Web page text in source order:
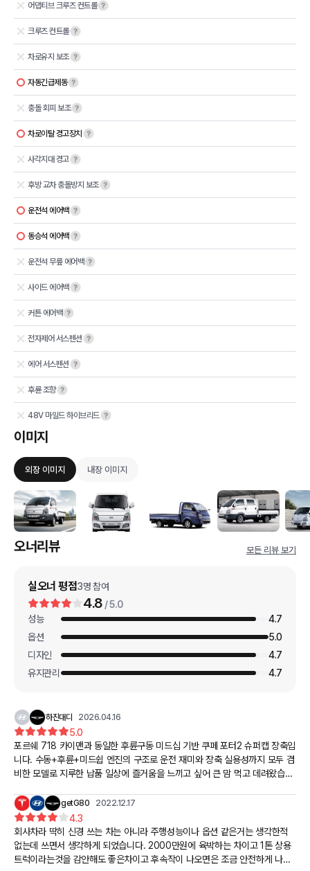
어댑티브 크루즈 컨트롤
크루즈 컨트롤
차로유지 보조
자동긴급제동
충돌 회피 보조
차로이탈 경고장치
사각지대 경고
후방 교차 충돌방지 보조
운전석 에어백
동승석 에어백
운전석 무릎 에어백
사이드 에어백
커튼 에어백
전자제어 서스펜션
에어 서스펜션
후륜 조향
48V 마일드 하이브리드
이미지
외장 이미지 내장 이미지
오너리뷰 모든 리뷰 보기
실오너 평점3명 참여
4.8 / 5.0
성능
4.7
옵션
5.0
디자인
4.7
유지관리
4.7
하진대디 2026.04.16
5.0
포르쉐 718 카이맨과 동일한 후륜구동 미드십 기반 쿠페 포터2 슈퍼캡 장축입
니다. 수동+후륜+미드쉽 엔진의 구조로 운전 재미와 장축 실용성까지 모두 겸
비한 모델로 지루한 납품 일상에 즐거움을 느끼고 싶어 큰 맘 먹고 데려왔습니
원에 한 끝 차이로 미치지 못해 하얀색 번호판으로 내렸습니다. 출고 가격은 9
70만원입니다. 프로모션이나 오토캐시백은 못 받았고 중고차 딜러와 5분 쇼
부 끝에 30만원 할인 넉넉하게 잘 받았습니다.
getG80 2022.12.17
4.3
회사차라 딱히 신경 쓰는 차는 아니라 주행성능이나 옵션 같은거는 생각한적
없는데 쓰면서 생각하게 되었습니다. 2000만원에 육박하는 차이고 1톤 상용
트럭이라는것을 감안해도 좋은차이고 후속작이 나오면은 조금 안전하게 나오